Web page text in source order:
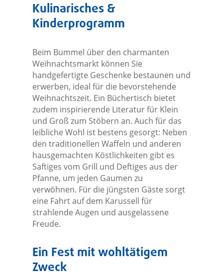
Kulinarisches &
Kinderprogramm
Beim Bummel über den charmanten
Weihnachtsmarkt können Sie
handgefertigte Geschenke bestaunen und
erwerben, ideal für die bevorstehende
Weihnachtszeit. Ein Büchertisch bietet
zudem inspirierende Literatur für Klein
und Groß zum Stöbern an. Auch für das
leibliche Wohl ist bestens gesorgt: Neben
den traditionellen Waffeln und anderen
hausgemachten Köstlichkeiten gibt es
Saftiges vom Grill und Deftiges aus der
Pfanne, um jeden Gaumen zu
verwöhnen. Für die jüngsten Gäste sorgt
eine Fahrt auf dem Karussell für
strahlende Augen und ausgelassene
Freude.
Ein Fest mit wohltätigem
Zweck